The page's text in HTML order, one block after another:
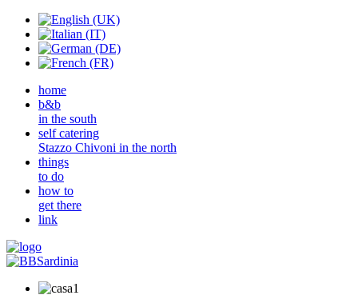
home
b&b
in the south
self catering
Stazzo Chivoni in the north
things
to do
how to
get there
link